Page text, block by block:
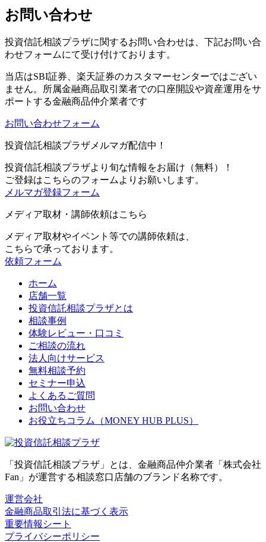
お問い合わせ
投資信託相談プラザに関するお問い合わせは、下記お問い合
わせフォームにて受け付けております。
当店はSBI証券、楽天証券のカスタマーセンターではござい
ません。
所属金融商品取引業者での口座開設や資産運用をサ
ポートする金融商品仲介業者です
お問い合わせフォーム
投資信託相談プラザメルマガ配信中！
投資信託相談プラザより旬な情報をお届け（無料）！
ご登録はこちらのフォームよりお願いします。
メルマガ登録フォーム
メディア取材・講師依頼はこちら
メディア取材やイベント等での講師依頼は、
こちらで承っております。
依頼フォーム
ホーム
店舗一覧
投資信託相談プラザとは
相談事例
体験レビュー・口コミ
ご相談の流れ
法人向けサービス
無料相談予約
セミナー申込
よくあるご質問
お問い合わせ
お役立ちコラム（MONEY HUB PLUS）
「投資信託相談プラザ」とは、金融商品仲介業者「株式会社
Fan」が運営する相談窓口店舗のブランド名称です。
運営会社
金融商品取引法に基づく表示
重要情報シート
プライバシーポリシー